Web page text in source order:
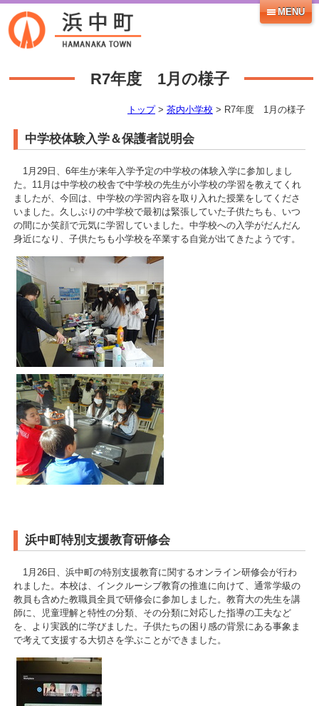
MENU
R7年度 1月の様子
トップ> 茶内小学校 > R7年度 1月の様子
中学校体験入学＆保護者説明会
1月29日、6年生が来年入学予定の中学校の体験入学に参加しまし
た。11月は中学校の校舎で中学校の先生が小学校の学習を教えてくれ
ましたが、今回は、中学校の学習内容を取り入れた授業をしてくださ
いました。久しぶりの中学校で最初は緊張していた子供たちも、いつ
の間にか笑顔で元気に学習していました。中学校への入学がだんだん
身近になり、子供たちも小学校を卒業する自覚が出てきたようです。
浜中町特別支援教育研修会
1月26日、浜中町の特別支援教育に関するオンライン研修会が行わ
れました。本校は、インクルーシブ教育の推進に向けて、通常学級の
教員も含めた教職員全員で研修会に参加しました。教育大の先生を講
師に、児童理解と特性の分類、その分類に対応した指導の工夫など
を、より実践的に学びました。子供たちの困り感の背景にある事象ま
で考えて支援する大切さを学ぶことができました。